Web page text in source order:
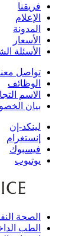
فريقنا
الإعلام
المدونة
الأسعار
الأسئلة
تواصل
الوظائف
الاسم
بيان
لينكد-إن
إنستغرام
فيسبوك
يوتيوب
الصحة
الطب